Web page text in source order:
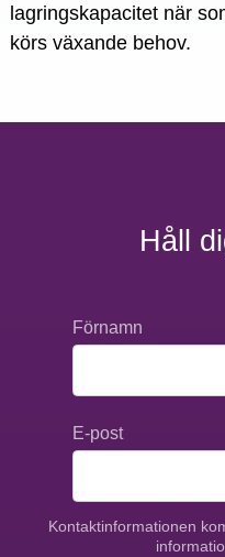
lagringskapacitet när
körs växande behov.
Håll
Förnamn
E-post
Kontaktinformationen